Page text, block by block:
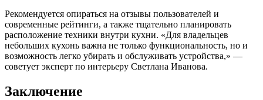
Рекомендуется опираться на отзывы пользователей и
современные рейтинги, а также тщательно планировать
расположение техники внутри кухни. «Для владельцев
небольших кухонь важна не только функциональность, но и
возможность легко убирать и обслуживать устройства,» —
советует эксперт по интерьеру Светлана Иванова.
Заключение